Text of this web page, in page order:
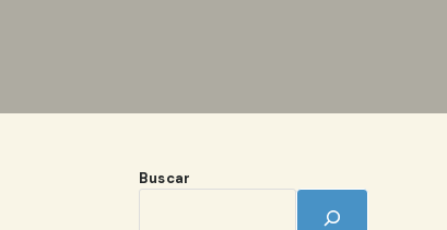
Buscar